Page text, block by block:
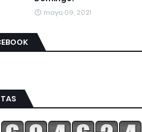
mayo 09, 2021